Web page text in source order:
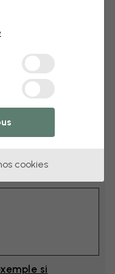
si
cookies